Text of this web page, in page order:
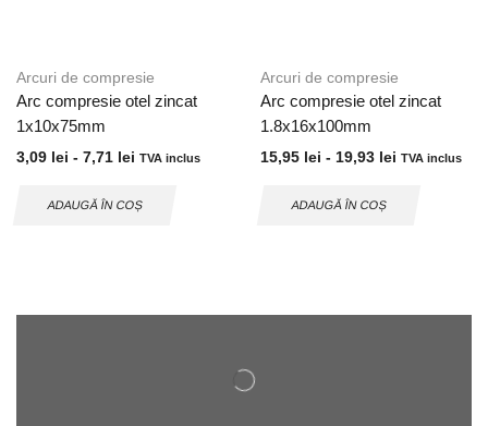
Arcuri de compresie
Arc compresie otel zincat
1x10x75mm
3,09 lei - 7,71 lei TVA inclus
ADAUGĂ ÎN COȘ
Arcuri de compresie
Arc compresie otel zincat
1.8x16x100mm
15,95 lei - 19,93 lei TVA inclus
ADAUGĂ ÎN COȘ